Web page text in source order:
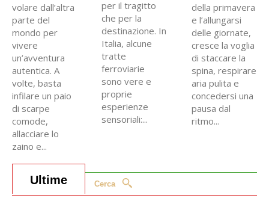
volare dall’altra
parte del
mondo per
vivere
un’avventura
autentica. A
volte, basta
infilare un paio
di scarpe
comode,
allacciare lo
zaino e...
per il tragitto
che per la
destinazione. In
Italia, alcune
tratte
ferroviarie
sono vere e
proprie
esperienze
sensoriali:...
della primavera
e l’allungarsi
delle giornate,
cresce la voglia
di staccare la
spina, respirare
aria pulita e
concedersi una
pausa dal
ritmo...
Ultime Cerca